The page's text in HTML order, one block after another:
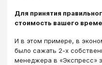
Для принятия
стоимость вашего
И в этом примере, в
было сажать 2-х
менеджера в «Экспресс»